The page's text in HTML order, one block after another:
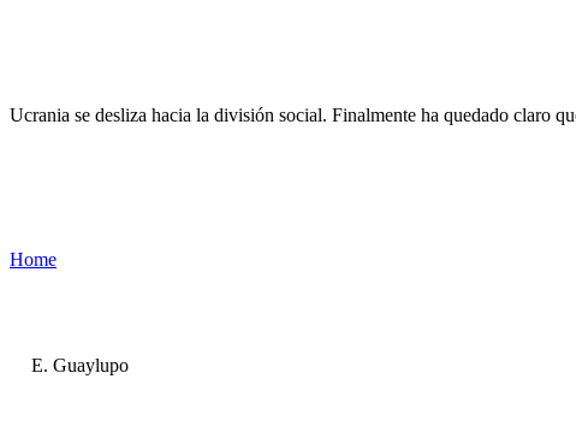
Ucrania se desliza hacia la división social. Finalmente ha quedado claro
Home
E. Guaylupo